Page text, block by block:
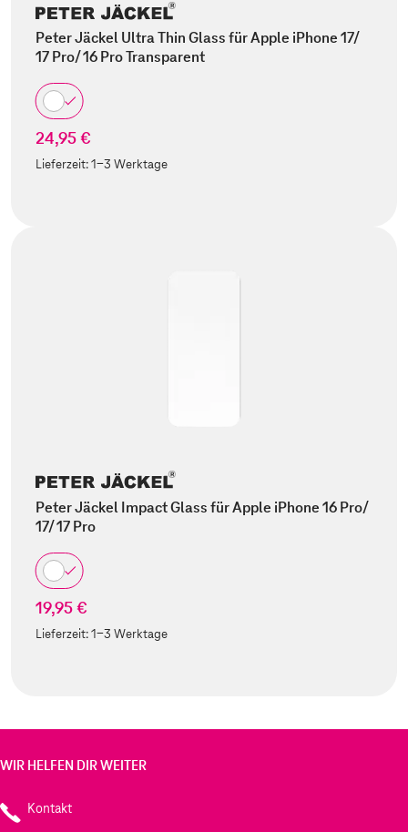
Peter Jäckel Ultra Thin Glass für Apple iPhone 17/
17 Pro/ 16 Pro Transparent
24,95 €
Lieferzeit:1-3 Werktage
Peter Jäckel Impact Glass für Apple iPhone 16 Pro/
17/ 17 Pro
19,95 €
Lieferzeit:1-3 Werktage
WIR HELFEN DIR WEITER
Kontakt